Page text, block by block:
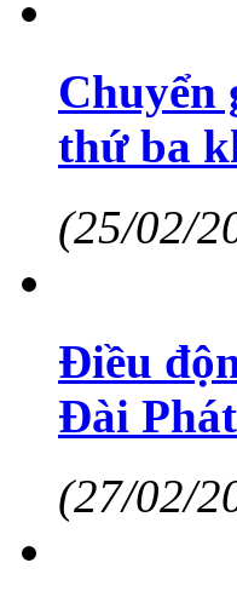
Chuyển
thứ ba
(25/02/
Điều
Đài
(27/02/